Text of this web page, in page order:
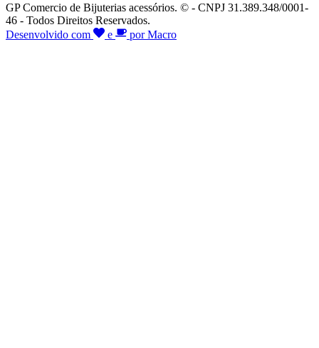
GP Comercio de Bijuterias acessórios. © - CNPJ 31.389.348/0001-
46 - Todos Direitos Reservados.
Desenvolvido com
e por Macro